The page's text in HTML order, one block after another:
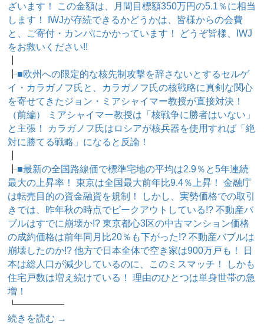
ざいます！ この金額は、月間目標額350万円の5.1％に相当
します！ IWJが存続できるかどうかは、皆様からの会費
と、ご寄付・カンパにかかっています！ どうぞ皆様、IWJ
をお救いください!!
┠■欧州への限定的な核先制攻撃を辞さないとするセルゲ
イ・カラガノフ氏と、カラガノフ氏の核戦略に真剣な関心
を寄せてきたジョン・ミアシャイマー教授が直接対決！
（前編） ミアシャイマー教授は「核戦争に勝者はいない」
と主張！ カラガノフ氏はロシアが核兵器を使用すれば「絶
対に勝てる戦略」になると反論！
┠■最新の全国路線価で標準宅地の平均は2.9％と5年連続
最大の上昇率！ 東京は全国最大前年比9.4％上昇！ 金融庁
は転売目的の資金融資を規制！ しかし、実勢価格での取引
きでは、昨年秋の時点でピークアウトしている!? 不動産バ
ブルはすでに崩壊か!? 東京都心3区の中古マンション価格
の成約価格は前年同月比20％も下がった!? 不動産バブルは
崩壊したのか!? 他方で日本全体で空き家は900万戸も！ 日
本は総人口が減少しているのに、このミスマッチ！ しかも
住宅戸数は増え続けている！ 理由のひとつは単身世帯の急
増！
┗━━━━━
続きを読む →